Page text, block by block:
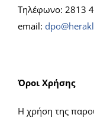
Τηλέφωνο: 2813
email:
Όροι Χρήσης
Η χρήση της